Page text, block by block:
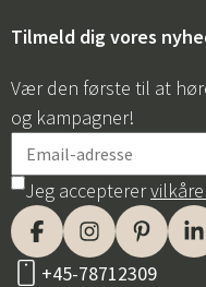
Tilmeld dig vores
Vær den første til at
og kampagner!
Jeg accepterer
+45-78712309